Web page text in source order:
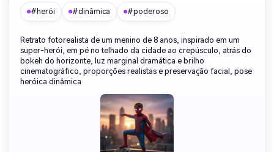
#herói #dinâmica #poderoso
Retrato fotorealista de um menino de 8 anos, inspirado em um
super-herói, em pé no telhado da cidade ao crepúsculo, atrás do
bokeh do horizonte, luz marginal dramática e brilho
cinematográfico, proporções realistas e preservação facial, pose
heróica dinâmica